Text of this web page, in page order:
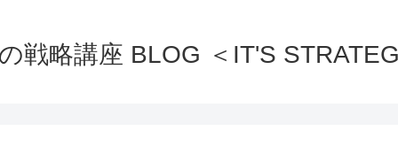
戦略講座 BLOG ＜IT'S